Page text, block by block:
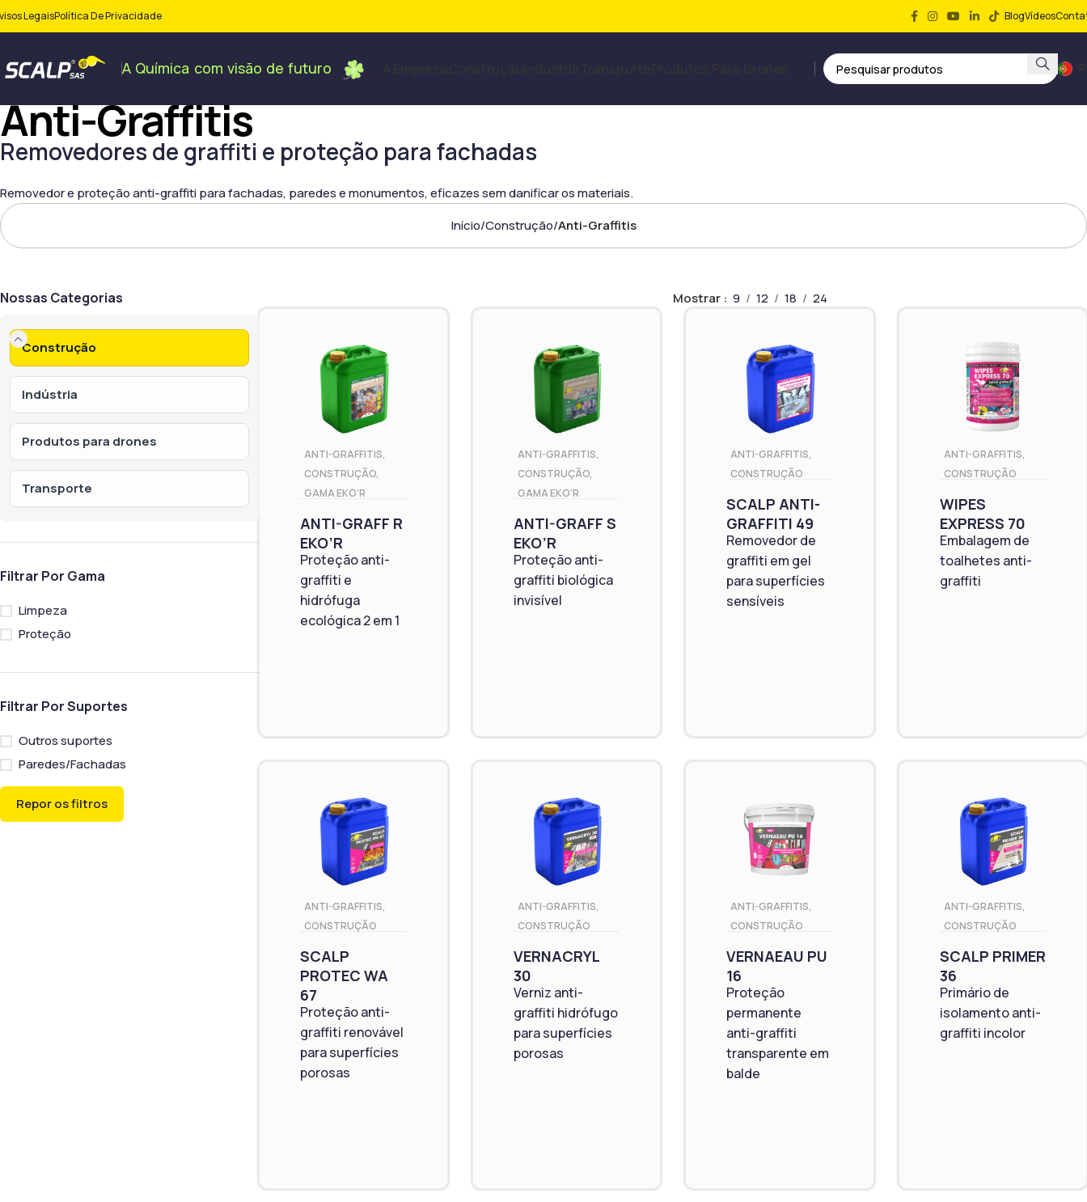
LegaisPolítica De Privacidade BlogVídeos
A Química com visão de futuro
Anti-Graffitis
Removedores de graffiti e proteção para fachadas
Removedor e proteção anti-graffiti para fachadas, paredes e monumentos, eficazes sem danificar os materiais.
Início Construção Anti-Graffitis
Nossas Categorias
Construção
Indústria
Produtos para drones
Transporte
Filtrar Por Gama
Limpeza
Proteção
Filtrar Por Suportes
Outros suportes
Paredes/Fachadas
Repor os filtros
Mostrar 9 12 18 24
ANTI-GRAFFITIS,
CONSTRUÇÃO,
GAMA EKO'R
ANTI-GRAFF R
EKO’R
Proteção anti-
graffiti e
hidrófuga
ecológica 2 em 1
ANTI-GRAFFITIS,
CONSTRUÇÃO,
GAMA EKO'R
ANTI-GRAFF S
EKO’R
Proteção anti-
graffiti biológica
invisível
ANTI-GRAFFITIS,
CONSTRUÇÃO
SCALP ANTI-
GRAFFITI 49
Removedor de
graffiti em gel
para superfícies
sensíveis
ANTI-GRAFFITIS,
CONSTRUÇÃO
WIPES
EXPRESS 70
Embalagem de
toalhetes anti-
graffiti
ANTI-GRAFFITIS,
CONSTRUÇÃO
SCALP
PROTEC WA
67
Proteção anti-
graffiti renovável
para superfícies
porosas
ANTI-GRAFFITIS,
CONSTRUÇÃO
VERNACRYL
30
Verniz anti-
graffiti hidrófugo
para superfícies
porosas
ANTI-GRAFFITIS,
CONSTRUÇÃO
VERNAEAU PU
16
Proteção
permanente
anti-graffiti
transparente em
balde
ANTI-GRAFFITIS,
CONSTRUÇÃO
SCALP PRIMER
36
Primário de
isolamento anti-
graffiti incolor